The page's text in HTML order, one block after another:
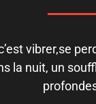
vibrer,se
la nuit, un